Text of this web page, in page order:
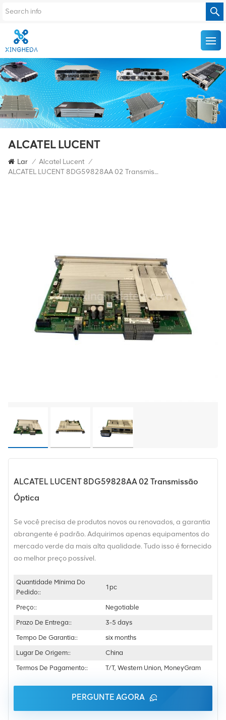
ALCATEL LUCENT
Lar / Alcatel Lucent /
ALCATEL LUCENT 8DG59828AA 02 Transmissão Óptica
ALCATEL LUCENT 8DG59828AA 02 Transmissão
Óptica
Se você precisa de produtos novos ou renovados, a garantia
abrangente é padrão. Adquirimos apenas equipamentos do
mercado verde da mais alta qualidade. Tudo isso é fornecido
ao melhor preço possível.
Quantidade Mínima Do
Pedido::
1pc
Preço::
Negotiable
Prazo De Entrega::
3-5 days
Tempo De Garantia::
six months
Lugar De Origem::
China
Termos De Pagamento::
T/T, Western Union, MoneyGram
PERGUNTE AGORA